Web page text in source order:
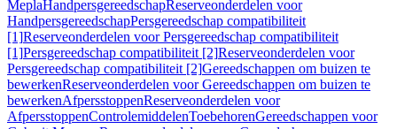
MeplaHandpersgereedschapReserveonderdelen voor
HandpersgereedschapPersgereedschap compatibiliteit
[1]Reserveonderdelen voor Persgereedschap compatibiliteit
[1]Persgereedschap compatibiliteit [2]Reserveonderdelen voor
Persgereedschap compatibiliteit [2]Gereedschappen om buizen te
bewerkenReserveonderdelen voor Gereedschappen om buizen te
bewerkenAfpersstoppenReserveonderdelen voor
AfpersstoppenControlemiddelenToebehorenGereedschappen voor